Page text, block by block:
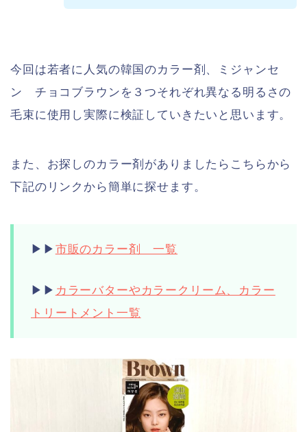
今回は若者に人気の韓国のカラー剤、ミジャンセ
ン チョコブラウンを３つそれぞれ異なる明るさの
毛束に使用し実際に検証していきたいと思います。
また、お探しのカラー剤がありましたらこちらから
下記のリンクから簡単に探せます。
▶︎▶︎ 市販のカラー剤 一覧
▶︎▶︎ カラーバターやカラークリーム、カラー
トリートメント一覧